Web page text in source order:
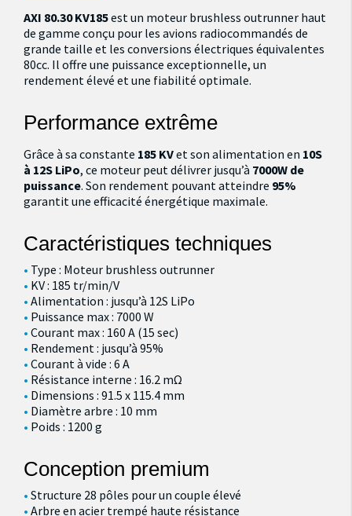
AXI 80.30 KV185est un moteur brushless outrunner haut
de gamme conçu pour les avions radiocommandés de
grande taille et les conversions électriques équivalentes
80cc. Il offre une puissance exceptionnelle, un
rendement élevé et une fiabilité optimale.
Performance extrême
Grâce à sa constante 185 KVet son alimentation en 10S
à 12S LiPo, ce moteur peut délivrer jusqu’à 7000W de
puissance. Son rendement pouvant atteindre 95%
garantit une efficacité énergétique maximale.
Caractéristiques techniques
Type : Moteur brushless outrunner
KV : 185 tr/min/V
Alimentation : jusqu’à 12S LiPo
Puissance max : 7000 W
Courant max : 160 A (15 sec)
Rendement : jusqu’à 95%
Courant à vide : 6 A
Résistance interne : 16.2 mΩ
Dimensions : 91.5 x 115.4 mm
Diamètre arbre : 10 mm
Poids : 1200 g
Conception premium
Structure 28 pôles pour un couple élevé
Arbre en acier trempé haute résistance